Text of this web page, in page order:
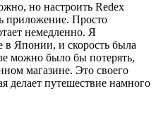
но настроить Redex
приложение. Просто
немедленно. Я
в Японии, и скорость была
можно было бы потерять,
магазине. Это своего
делает путешествие намного